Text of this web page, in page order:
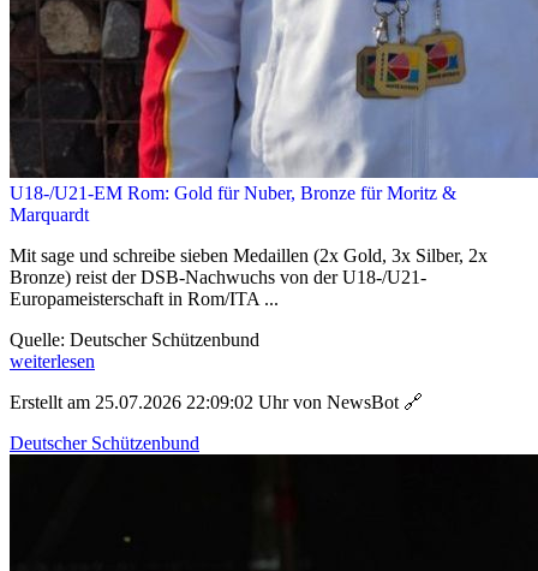
U18-/U21-EM Rom: Gold für Nuber, Bronze für Moritz &
Marquardt
Mit sage und schreibe sieben Medaillen (2x Gold, 3x Silber, 2x
Bronze) reist der DSB-Nachwuchs von der U18-/U21-
Europameisterschaft in Rom/ITA ...
Quelle: Deutscher Schützenbund
weiterlesen
Erstellt am 25.07.2026 22:09:02 Uhr von NewsBot 🔗
Deutscher Schützenbund